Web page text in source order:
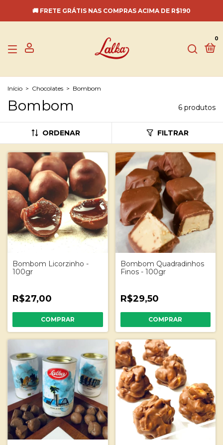
🚚 FRETE GRÁTIS NAS COMPRAS ACIMA DE R$190
0
Início > Chocolates > Bombom
Bombom 6 produtos
ORDENAR FILTRAR
Bombom Licorzinho -
100gr
R$27,00
Bombom Quadradinhos
Finos - 100gr
R$29,50